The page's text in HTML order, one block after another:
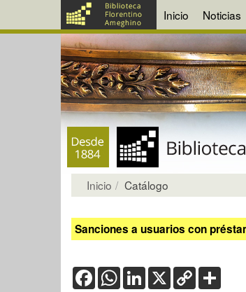
Inicio Noticias
Inicio Catálogo
Sanciones a usuarios con
FacebookWhatsApp
LinkedIn
X Copy
Link